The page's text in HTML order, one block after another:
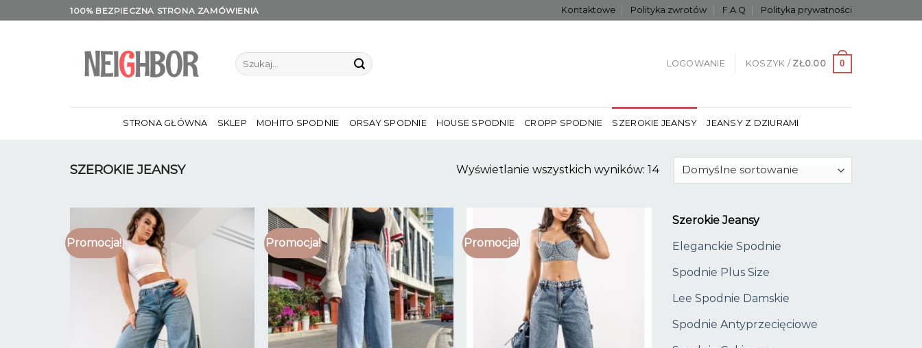
to
100% BEZPIECZNA STRONA ZAMÓWIENIA Kontaktowe Polityka zwrotów F.A.Q Polityka prywatności
Szukaj:
LOGOWANIE KOSZYK / ZŁ0.00 0
STRONA GŁÓWNA SKLEP MOHITO SPODNIE ORSAY SPODNIE HOUSE SPODNIE CROPP SPODNIE SZEROKIE JEANSY JEANSY Z DZIURAMI
SZEROKIE JEANSY Wyświetlanie wszystkich wyników: 14
Promocja! Promocja! Promocja!
Szerokie Jeansy
Eleganckie Spodnie
Spodnie Plus Size
Lee Spodnie Damskie
Spodnie Antyprzecięciowe